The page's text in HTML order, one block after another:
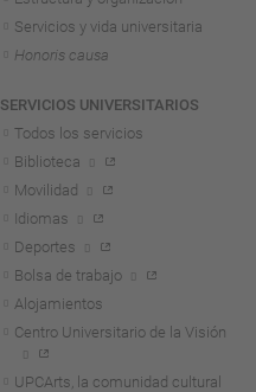
Servicios y vida universitaria
Honoris causa
SERVICIOS UNIVERSITARIOS
Todos los servicios
Biblioteca
Movilidad
Idiomas
Deportes
Bolsa de trabajo
Alojamientos
Centro Universitario de la Visión
UPCArts, la comunidad cultural